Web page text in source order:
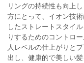
リングの持続性も向上
方にとって、イオン技
したストレートスタイ
りするためのコントロ
人レベルの仕上がりと
出し、健康的で美しい